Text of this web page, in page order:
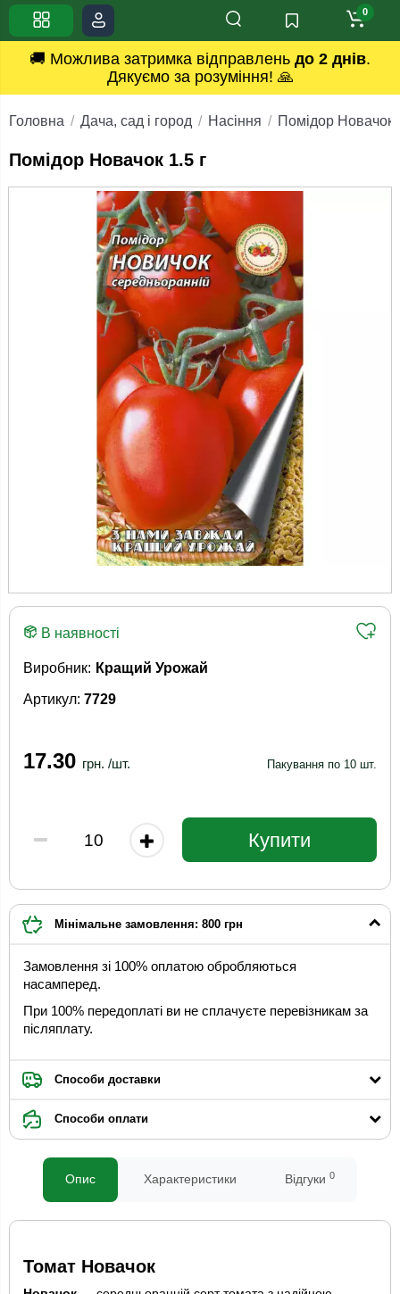
🚚 Можлива затримка відправлень до 2 днів.
Дякуємо за розуміння! 🙏
0
Головна Дача, сад і город Насіння Помідор Новачок
Помідор Новачок 1.5 г
В наявності
Артикул: 7729
Виробник: Кращий Урожай
17.30 грн. /шт. Пакування по 10 шт.
Купити
Мінімальне замовлення: 800 грн
Замовлення зі 100% оплатою обробляються
насамперед.
При 100% передоплаті ви не сплачуєте перевізникам за
післяплату.
Способи доставки
Способи оплати
Опис Характеристики Відгуки 0
Томат Новачок